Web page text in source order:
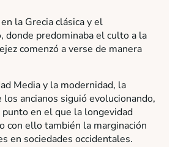
la Grecia clásica y el
donde predominaba el culto a la
comenzó a verse de manera
Media y la modernidad, la
los ancianos siguió evolucionando,
en el que la longevidad
con ello también la marginación
en sociedades occidentales.